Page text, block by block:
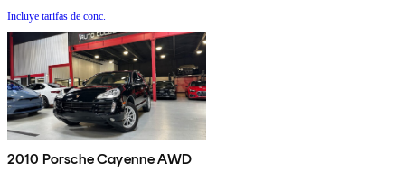
Incluye tarifas de conc.
2010 Porsche Cayenne AWD